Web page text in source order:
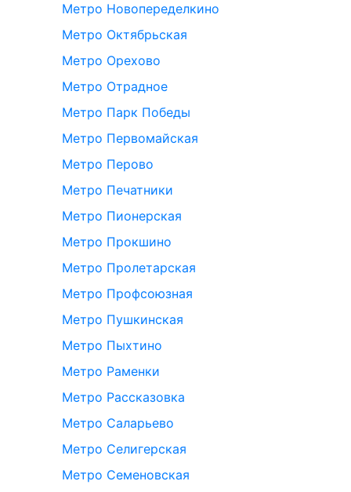
Метро Новопеределкино
Метро Октябрьская
Метро Орехово
Метро Отрадное
Метро Парк Победы
Метро Первомайская
Метро Перово
Метро Печатники
Метро Пионерская
Метро Прокшино
Метро Пролетарская
Метро Профсоюзная
Метро Пушкинская
Метро Пыхтино
Метро Раменки
Метро Рассказовка
Метро Саларьево
Метро Селигерская
Метро Семеновская